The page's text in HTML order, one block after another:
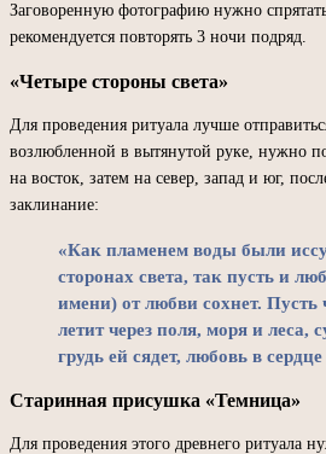
Заговоренную фотографию нужно
рекомендуется повторять 3 ночи подряд.
«Четыре стороны света»
Для проведения ритуала лучше
возлюбленной в вытянутой руке, нужно
на восток, затем на север, запад и юг,
заклинание:
«Как пламенем воды были
сторонах света, так пусть и
имени) от любви сохнет. Пусть
летит через поля, моря и леса,
грудь ей сядет, любовь в
Старинная присушка «Темница»
Для проведения этого древнего ритуала